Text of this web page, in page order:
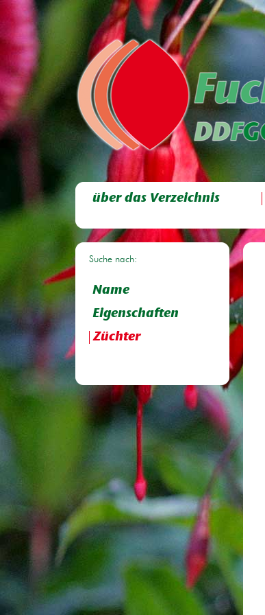
über das Verzeichnis
Suche nach:
Name
Eigenschaften
Züchter